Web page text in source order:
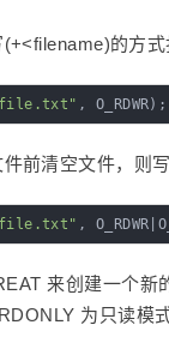
的方式
, O_RDWR);
前清空文件，则写
,
来创建一个新
为只读模式